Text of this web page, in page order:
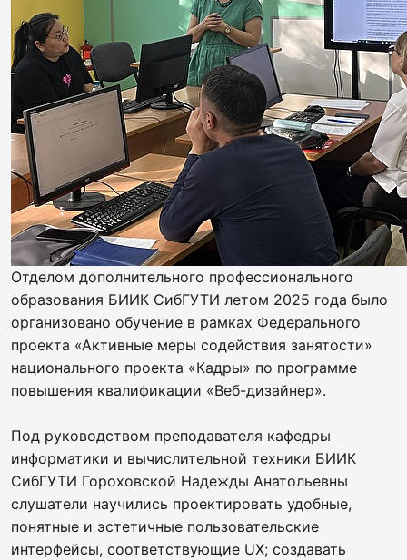
Отделом дополнительного профессионального
образования БИИК СибГУТИ летом 2025 года было
организовано обучение в рамках Федерального
проекта «Активные меры содействия занятости»
национального проекта «Кадры» по программе
повышения квалификации «Веб-дизайнер».
Под руководством преподавателя кафедры
информатики и вычислительной техники БИИК
СибГУТИ Гороховской Надежды Анатольевны
слушатели научились проектировать удобные,
понятные и эстетичные пользовательские
интерфейсы, соответствующие UX; создавать